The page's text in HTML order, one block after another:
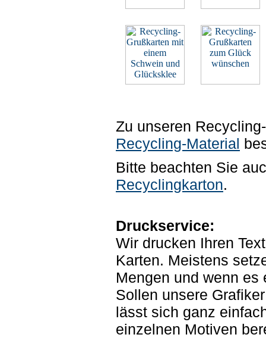
Zu unseren
Recycling-Material
Bitte beachten Sie
Recyclingkarton.
Druckservice:
Wir drucken Ihren
Karten. Meistens
Mengen und wenn
Sollen unsere
lässt sich ganz
einzelnen Motiven